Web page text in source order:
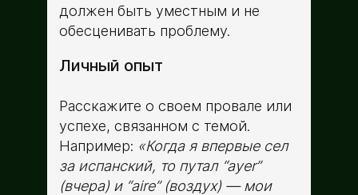
должен быть уместным и не
обесценивать проблему.
Личный опыт
Расскажите о своем провале или
успехе, связанном с темой.
Например: «Когда я впервые сел
за испанский, то путал “ayer”
(вчера) и “aire” (воздух) — мои